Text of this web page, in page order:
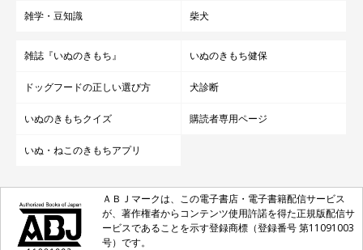
雑学・豆知識 柴犬
雑誌『いぬのきもち』 いぬのきもち健保
ドッグフードの正しい選び方 犬診断
いぬのきもちクイズ 購読者専用ページ
いぬ・ねこのきもちアプリ
ＡＢＪマークは、この電子書店・電子書籍配信サービス
が、著作権者からコンテンツ使用許諾を得た正規版配信サ
ービスであることを示す登録商標（登録番号 第11091003
号）です。